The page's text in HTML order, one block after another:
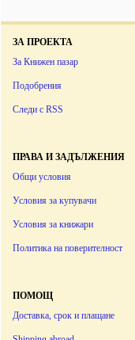
ЗА ПРОЕКТА
За Книжен пазар
Подобрения
Следи с RSS
ПРАВА И ЗАДЪЛЖЕНИЯ
Общи условия
Условия за купувачи
Условия за книжари
Политика на поверителност
ПОМОЩ
Доставка, срок и плащане